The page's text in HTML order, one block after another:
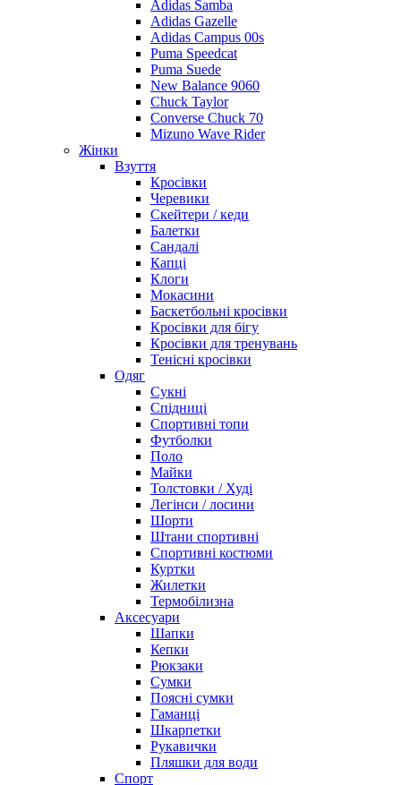
Adidas Samba
Adidas Gazelle
Adidas Campus 00s
Puma Speedcat
Puma Suede
New Balance 9060
Chuck Taylor
Converse Chuck 70
Mizuno Wave Rider
Жінки
Взуття
Кросівки
Черевики
Скейтери / кеди
Балетки
Сандалі
Капці
Клоги
Мокасини
Баскетбольні кросівки
Кросівки для бігу
Кросівки для тренувань
Тенісні кросівки
Одяг
Сукні
Спідниці
Спортивні топи
Футболки
Поло
Майки
Толстовки / Худі
Легінси / лосини
Шорти
Штани спортивні
Спортивні костюми
Куртки
Жилетки
Термобілизна
Аксесуари
Шапки
Кепки
Рюкзаки
Сумки
Поясні сумки
Гаманці
Шкарпетки
Рукавички
Пляшки для води
Спорт